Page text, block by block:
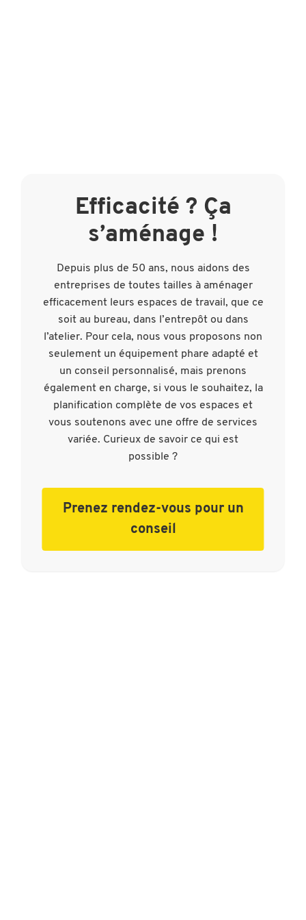
Efficacité ? Ça
s’aménage !
Depuis plus de 50 ans, nous aidons des
entreprises de toutes tailles à aménager
efficacement leurs espaces de travail, que ce
soit au bureau, dans l’entrepôt ou dans
l’atelier. Pour cela, nous vous proposons non
seulement un équipement phare adapté et
un conseil personnalisé, mais prenons
également en charge, si vous le souhaitez, la
planification complète de vos espaces et
vous soutenons avec une offre de services
variée. Curieux de savoir ce qui est
possible ?
Prenez rendez-vous pour un
conseil